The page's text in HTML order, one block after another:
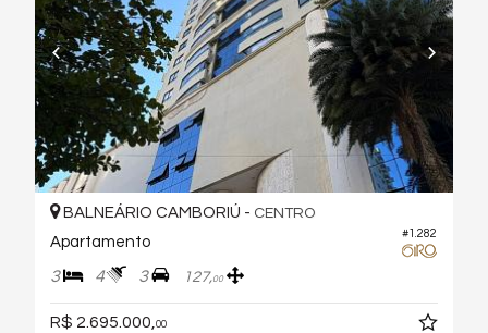
#1.282
BALNEÁRIO CAMBORIÚ - CENTRO
Apartamento
3 4 3 127,00
R$ 2.695.000,00